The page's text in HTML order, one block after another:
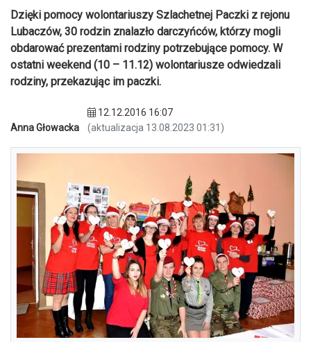
Dzięki pomocy wolontariuszy Szlachetnej Paczki z rejonu
Lubaczów, 30 rodzin znalazło darczyńców, którzy mogli
obdarować prezentami rodziny potrzebujące pomocy. W
ostatni weekend (10 – 11.12) wolontariusze odwiedzali
rodziny, przekazując im paczki.
Anna Głowacka
12.12.2016 16:07
(aktualizacja 13.08.2023 01:31)